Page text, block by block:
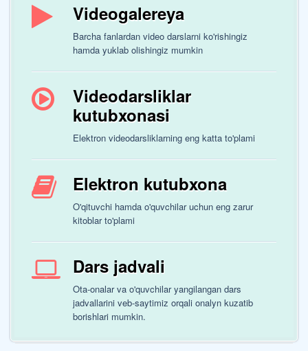
Videogalereya
Barcha fanlardan video darslarni ko'rishingiz
hamda yuklab olishingiz mumkin
Videodarsliklar
kutubxonasi
Elektron videodarsliklarning eng katta to'plami
Elektron kutubxona
O'qituvchi hamda o'quvchilar uchun eng zarur
kitoblar to'plami
Dars jadvali
Ota-onalar va o'quvchilar yangilangan dars
jadvallarini veb-saytimiz orqali onalyn kuzatib
borishlari mumkin.